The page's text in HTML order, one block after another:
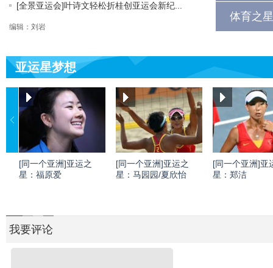
[全景亚运会]叶诗文轻松折桂创亚运会新纪...
编辑：刘岩
体育之
亚运星梦想
[同一个亚洲]亚运之
星：福原爱
[同一个亚洲]亚运之
星：马园园/夏欣怡
[同一个亚洲]亚
星：郑洁
我要评论